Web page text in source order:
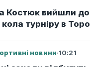
Костюк вийшли до
турніру в
новини·10:21